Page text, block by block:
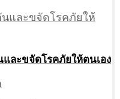
ละขจัดโรคภัยให้ตนเอง